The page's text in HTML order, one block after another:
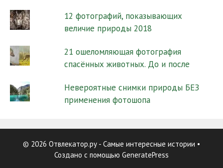
12 фотографий, показывающих
величие природы 2018
21 ошеломляющая фотография
спасённых животных. До и после
Невероятные снимки природы БЕЗ
применения фотошопа
© 2026 Отвлекатор.ру - Самые интересные истории •
Создано с помощью GeneratePress